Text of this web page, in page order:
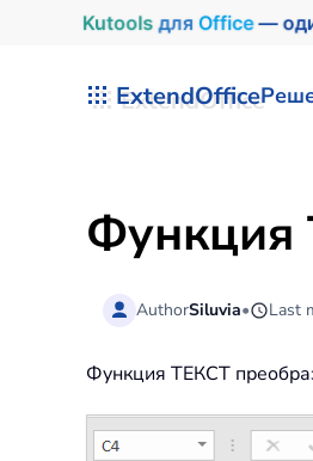
Kutools для Office—
ExtendOffice
Функция
AuthorSiluvia• Last
Функция ТЕКСТ